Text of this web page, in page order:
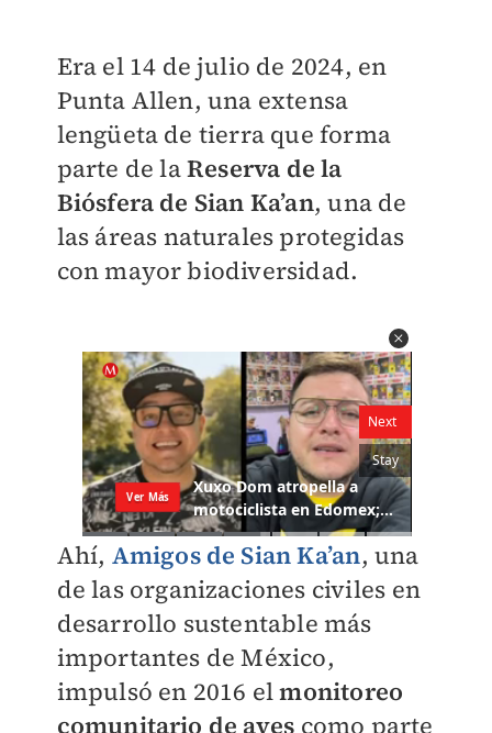
Era el 14 de julio de 2024, en
Punta Allen, una extensa
lengüeta de tierra que forma
parte de laReserva de la
Biósfera de Sian Ka’an, una de
las áreas naturales protegidas
con mayor biodiversidad.
Ahí, Amigos de Sian Ka’an, una
de las organizaciones civiles en
desarrollo sustentable más
importantes de México,
impulsó en 2016 elmonitoreo
comunitario de aves como parte